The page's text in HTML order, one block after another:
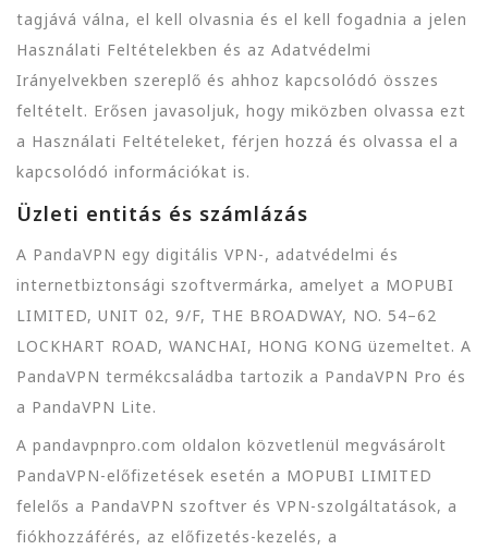
tagjává válna, el kell olvasnia és el kell fogadnia a jelen
Használati Feltételekben és az Adatvédelmi
Irányelvekben szereplő és ahhoz kapcsolódó összes
feltételt. Erősen javasoljuk, hogy miközben olvassa ezt
a Használati Feltételeket, férjen hozzá és olvassa el a
kapcsolódó információkat is.
Üzleti entitás és számlázás
A PandaVPN egy digitális VPN-, adatvédelmi és
internetbiztonsági szoftvermárka, amelyet a MOPUBI
LIMITED, UNIT 02, 9/F, THE BROADWAY, NO. 54–62
LOCKHART ROAD, WANCHAI, HONG KONG üzemeltet. A
PandaVPN termékcsaládba tartozik a PandaVPN Pro és
a PandaVPN Lite.
A pandavpnpro.com oldalon közvetlenül megvásárolt
PandaVPN-előfizetések esetén a MOPUBI LIMITED
felelős a PandaVPN szoftver és VPN-szolgáltatások, a
fiókhozzáférés, az előfizetés-kezelés, a